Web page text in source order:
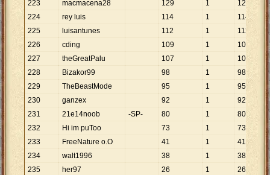
223
macmacena28 129 1
129
224
rey luis 114 1
114
225
luisantunes 112 1
112
226
cding 109 1
109
227
theGreatPalu 107 1
107
228
Bizakor99 98 1
98
229
TheBeastMode 95 1
95
230
ganzex 92 1
92
231
21e14noob -SP- 80 1
80
232
Hi im puToo 73 1
73
233
FreeNature o.O 41 1
41
234
walt1996 38 1
38
235
her97 26 1
26